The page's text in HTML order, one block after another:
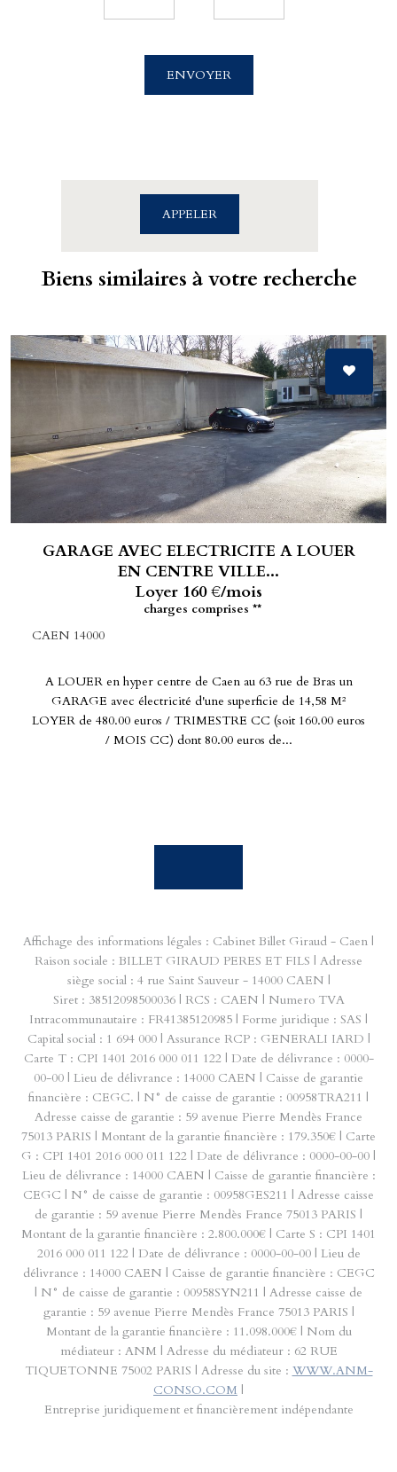
4 rue Saint Sauveur
APPELER
ENVOYER
Biens similaires à votre recherche
GARAGE AVEC ELECTRICITE A LOUER
EN CENTRE VILLE...
Loyer 160 €/mois
charges comprises **
CAEN 14000
A LOUER en hyper centre de Caen au 63 rue de Bras un
GARAGE avec électricité d'une superficie de 14,58 M²
LOYER de 480.00 euros / TRIMESTRE CC (soit 160.00 euros
/ MOIS CC) dont 80.00 euros de...
Affichage des informations légales : Cabinet Billet Giraud - Caen |
Raison sociale : BILLET GIRAUD PERES ET FILS | Adresse
siège social : 4 rue Saint Sauveur - 14000 CAEN |
Siret : 38512098500036 | RCS : CAEN | Numero TVA
Intracommunautaire : FR41385120985 | Forme juridique : SAS |
Capital social : 1 694 000 | Assurance RCP : GENERALI IARD |
Carte T : CPI 1401 2016 000 011 122 | Date de délivrance : 0000-
00-00 | Lieu de délivrance : 14000 CAEN | Caisse de garantie
financière : CEGC. | N° de caisse de garantie : 00958TRA211 |
Adresse caisse de garantie : 59 avenue Pierre Mendès France
75013 PARIS | Montant de la garantie financière : 179.350€ | Carte
G : CPI 1401 2016 000 011 122 | Date de délivrance : 0000-00-00 |
Lieu de délivrance : 14000 CAEN | Caisse de garantie financière :
CEGC | N° de caisse de garantie : 00958GES211 | Adresse caisse
de garantie : 59 avenue Pierre Mendès France 75013 PARIS |
Montant de la garantie financière : 2.800.000€ | Carte S : CPI 1401
2016 000 011 122 | Date de délivrance : 0000-00-00 | Lieu de
délivrance : 14000 CAEN | Caisse de garantie financière : CEGC
| N° de caisse de garantie : 00958SYN211 | Adresse caisse de
garantie : 59 avenue Pierre Mendès France 75013 PARIS |
Montant de la garantie financière : 11.098.000€ | Nom du
médiateur : ANM | Adresse du médiateur : 62 RUE
TIQUETONNE 75002 PARIS | Adresse du site : WWW.ANM-
CONSO.COM |
Entreprise juridiquement et financièrement indépendante